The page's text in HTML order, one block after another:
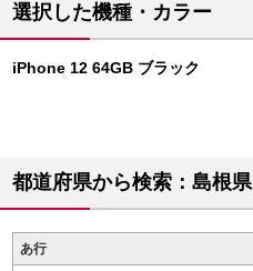
選択した機種・カラー
iPhone 12 64GB ブラック
都道府県から検索：島根県
あ行